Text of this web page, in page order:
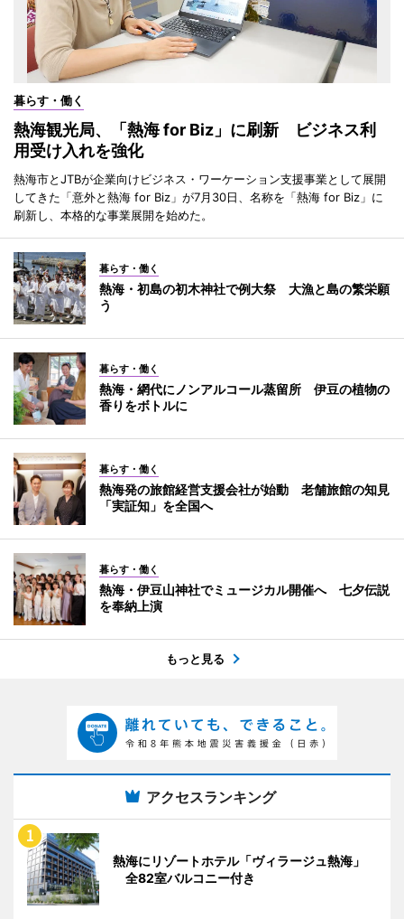
暮らす・働く
熱海観光局、「熱海 for Biz」に刷新 ビジネス利
用受け入れを強化
熱海市とJTBが企業向けビジネス・ワーケーション支援事業として展開
してきた「意外と熱海 for Biz」が7月30日、名称を「熱海 for Biz」に
刷新し、本格的な事業展開を始めた。
暮らす・働く
熱海・初島の初木神社で例大祭 大漁と島の繁栄願
う
暮らす・働く
熱海・網代にノンアルコール蒸留所 伊豆の植物の
香りをボトルに
暮らす・働く
熱海発の旅館経営支援会社が始動 老舗旅館の知見
「実証知」を全国へ
暮らす・働く
熱海・伊豆山神社でミュージカル開催へ 七夕伝説
を奉納上演
もっと見る
アクセスランキング
熱海にリゾートホテル「ヴィラージュ熱海」
全82室バルコニー付き